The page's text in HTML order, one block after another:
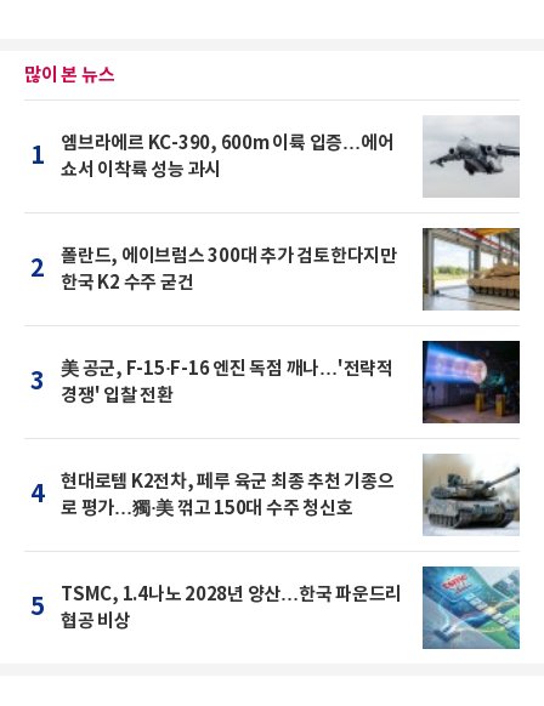
많이 본 뉴스
1
엠브라에르 KC-390, 600m 이륙 입증…에어
쇼서 이착륙 성능 과시
2
폴란드, 에이브럼스 300대 추가 검토한다지만
한국 K2 수주 굳건
3
美 공군, F-15·F-16 엔진 독점 깨나…'전략적
경쟁' 입찰 전환
4
현대로템 K2전차, 페루 육군 최종 추천 기종으
로 평가…獨·美 꺾고 150대 수주 청신호
5
TSMC, 1.4나노 2028년 양산…한국 파운드리
협공 비상